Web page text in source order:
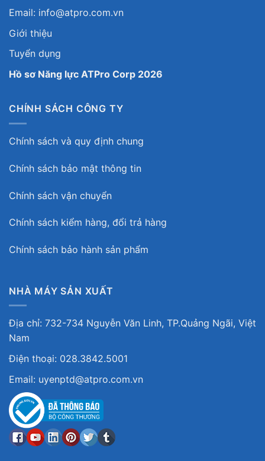
Email: info@atpro.com.vn
Giới thiệu
Tuyển dụng
Hồ sơ Năng lực ATPro Corp 2026
CHÍNH SÁCH CÔNG TY
Chính sách và quy định chung
Chính sách bảo mật thông tin
Chính sách vận chuyển
Chính sách kiểm hàng, đổi trả hàng
Chính sách bảo hành sản phẩm
NHÀ MÁY SẢN XUẤT
Địa chỉ: 732-734 Nguyễn Văn Linh, TP.Quảng Ngãi, Việt
Nam
Điện thoại: 028.3842.5001
Email: uyenptd@atpro.com.vn